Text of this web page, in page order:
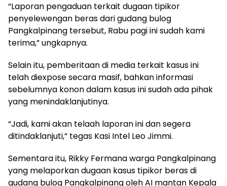
“Laporan pengaduan terkait dugaan tipikor
penyelewengan beras dari gudang bulog
Pangkalpinang tersebut, Rabu pagi ini sudah kami
terima,” ungkapnya.
Selain itu, pemberitaan di media terkait kasus ini
telah diexpose secara masif, bahkan informasi
sebelumnya konon dalam kasus ini sudah ada pihak
yang menindaklanjutinya.
“Jadi, kami akan telaah laporan ini dan segera
ditindaklanjuti,” tegas Kasi Intel Leo Jimmi.
Sementara itu, Rikky Fermana warga Pangkalpinang
yang melaporkan dugaan kasus tipikor beras di
gudang bulog Pangkalpinang oleh AI mantan Kepala